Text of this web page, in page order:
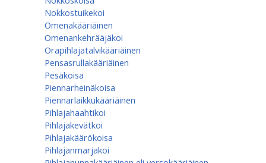
Nokkostuikekoi
Omenakääriäinen
Omenan­kehrääjä­koi
Orapihlajatalvikääriäinen
Pensasrullakääriäinen
Pesäkoisa
Piennarheinäkoisa
Piennarlaikkukääriäinen
Pihlajahaahtikoi
Pihlajakevätkoi
Pihlajakäärökoisa
Pihlajanmarjakoi